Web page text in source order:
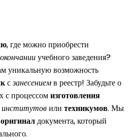
, где можно приобрести
учебного заведения?
уникальную возможность
сзанесениемв реестр! Забудьте о
с процессомизготовления
институтовили техникумов. Мы
документа, который